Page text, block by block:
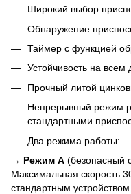
Широкий выбор
Обнаружение
Таймер с функцией
Устойчивость на всем
Прочный литой
Непрерывный режим
стандартными
Два режима работы:
→ Режим A (безопасный
Максимальная скорость
стандартным